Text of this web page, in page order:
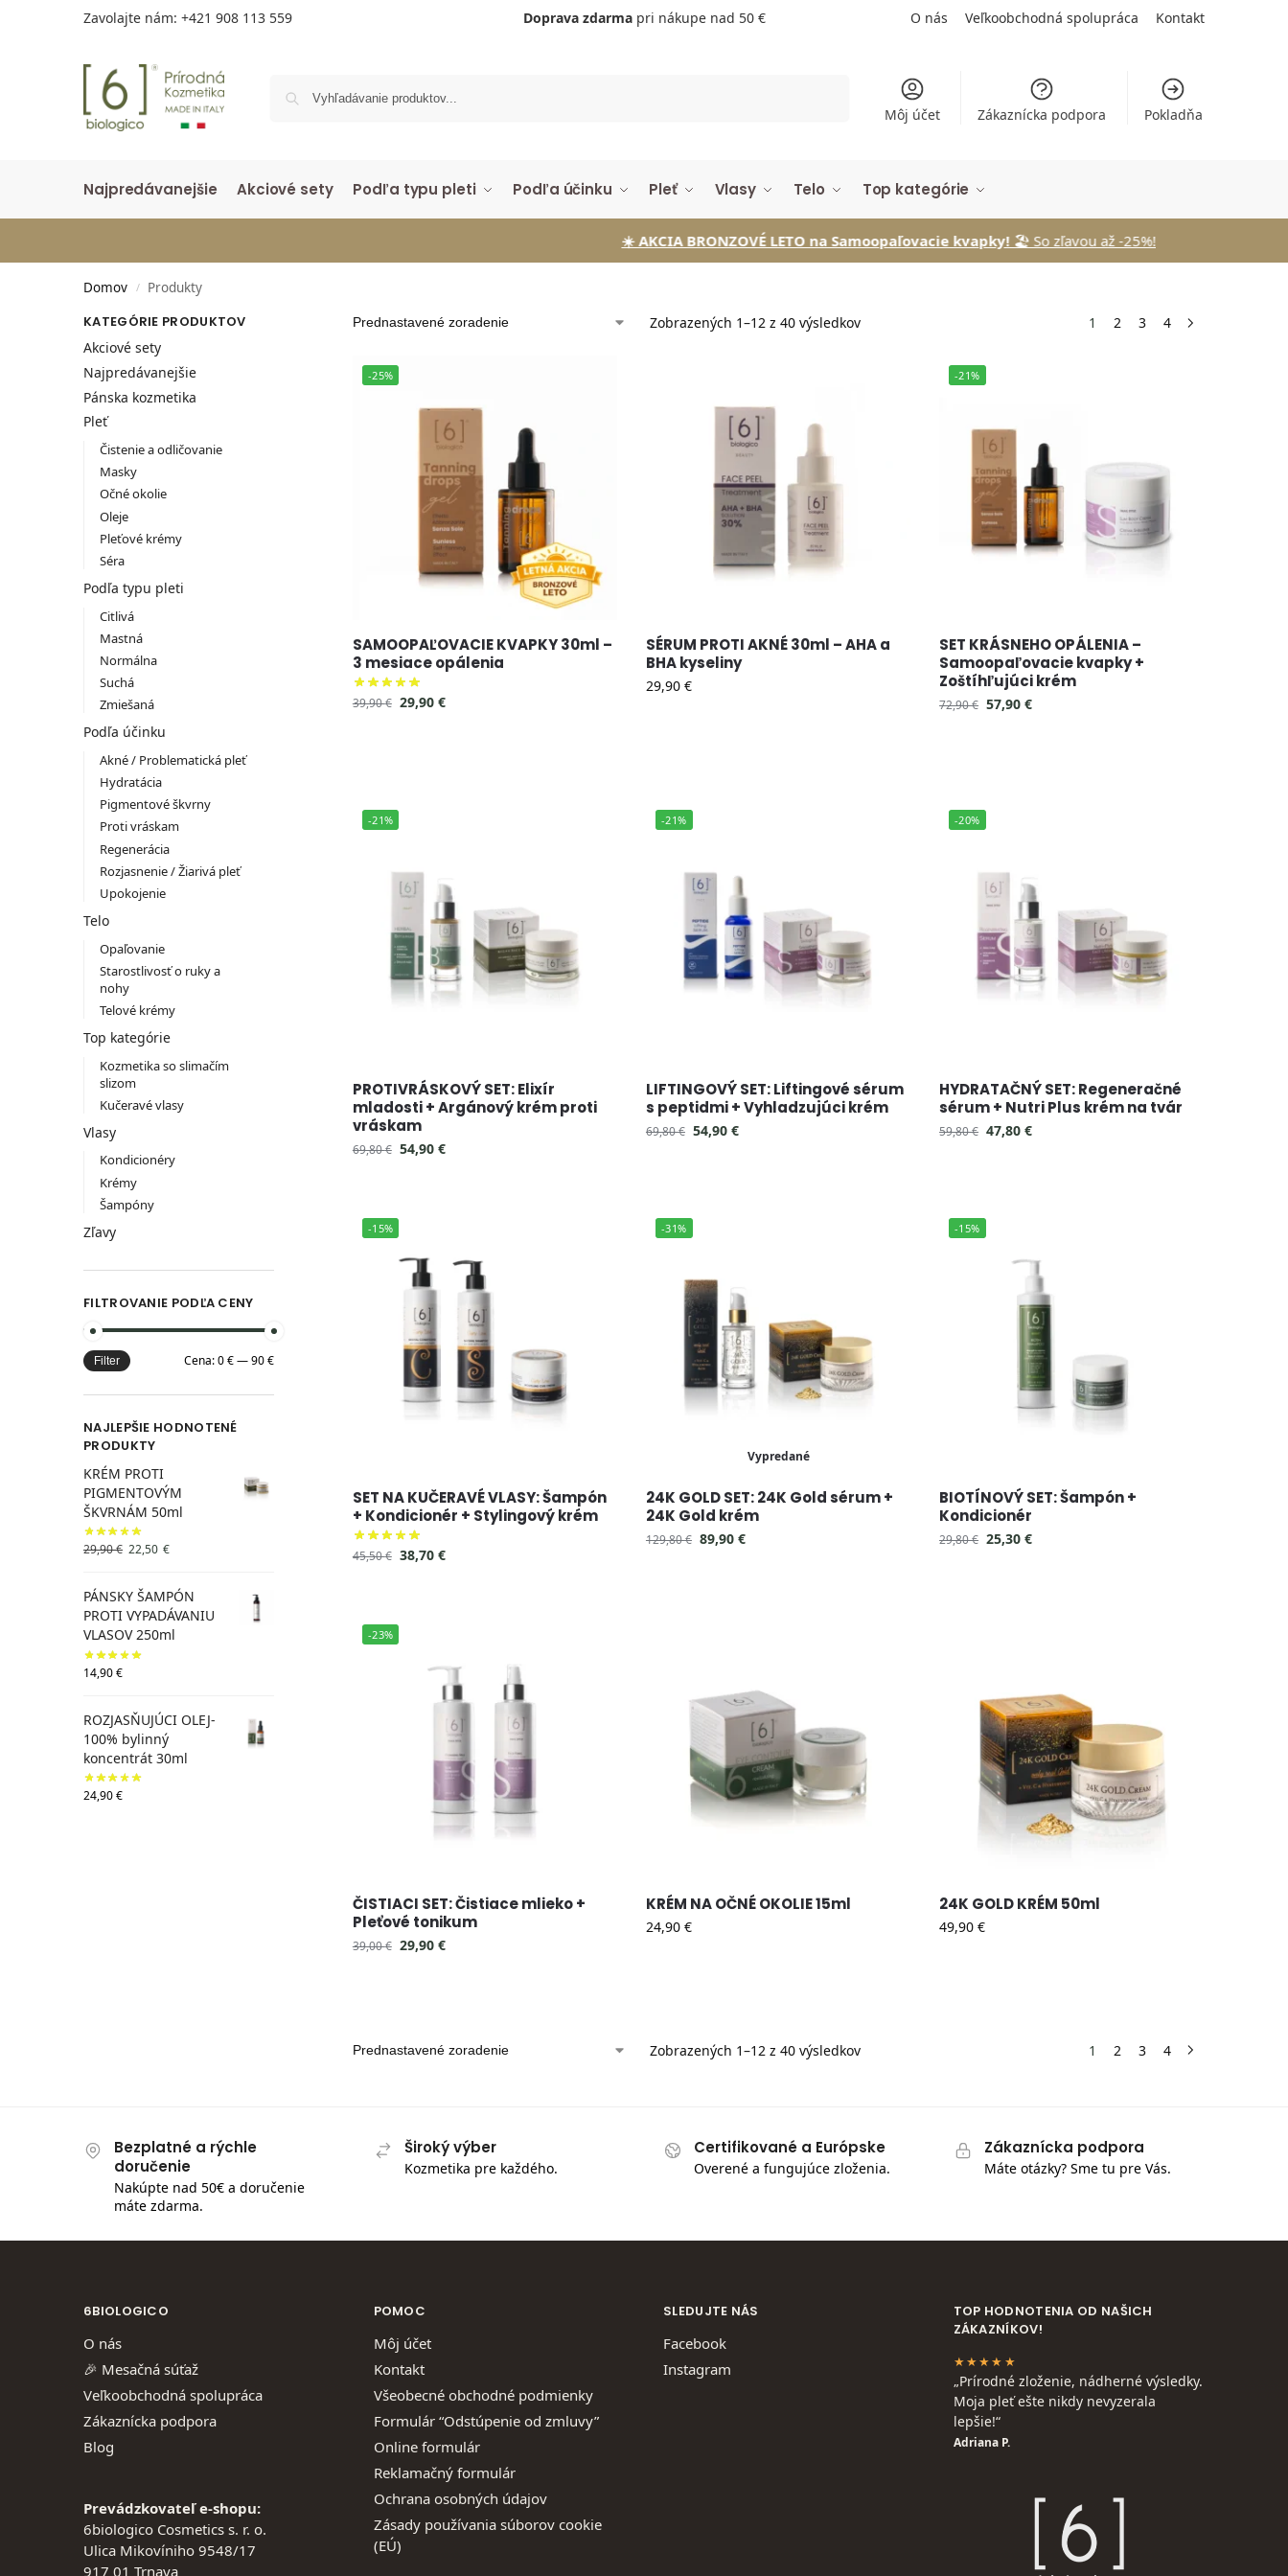
Zavolajte nám: +421 908 113 559 Doprava zdarmapri nákupe nad 50 € O nás Veľkoobchodná spolupráca Kontakt
Môj účet Zákaznícka podpora Pokladňa
Najpredávanejšie Akciové sety Podľa typu pleti Podľa účinku Pleť Vlasy Telo Top kategórie
☀️ AKCIA BRONZOVÉ LETO na Samoopaľovacie kvapky!🏖️ So zľavou až -25%!
Domov / Produkty
Zobrazených 1–12 z 40 výsledkov 1 2 3 4
-25%
SAMOOPAĽOVACIE KVAPKY 30ml –
3 mesiace opálenia
39,90€ 29,90 €
SÉRUM PROTI AKNÉ 30ml – AHA a
BHA kyseliny
29,90 €
-21%
SET KRÁSNEHO OPÁLENIA –
Samoopaľovacie kvapky +
Zoštíhľujúci krém
72,90€ 57,90€
-21%
PROTIVRÁSKOVÝ SET: Elixír
mladosti + Argánový krém proti
vráskam
69,80€ 54,90 €
-21%
LIFTINGOVÝ SET: Liftingové sérum
s peptidmi + Vyhladzujúci krém
69,80€ 54,90 €
-20%
HYDRATAČNÝ SET: Regeneračné
sérum + Nutri Plus krém na tvár
59,80€ 47,80€
-15%
SET NA KUČERAVÉ VLASY: Šampón
+ Kondicionér + Stylingový krém
45,50€ 38,70 €
-31%
Vypredané
24K GOLD SET: 24K Gold sérum +
24K Gold krém
129,80€ 89,90 €
-15%
BIOTÍNOVÝ SET: Šampón +
Kondicionér
29,80€ 25,30€
-23%
ČISTIACI SET: Čistiace mlieko +
Pleťové tonikum
39,00€ 29,90 €
KRÉM NA OČNÉ OKOLIE 15ml
24,90 €
24K GOLD KRÉM 50ml
49,90€
Zobrazených 1–12 z 40 výsledkov 1 2 3 4
KATEGÓRIE PRODUKTOV
Akciové sety
Najpredávanejšie
Pánska kozmetika
Pleť
Čistenie a odličovanie
Masky
Očné okolie
Oleje
Pleťové krémy
Séra
Podľa typu pleti
Citlivá
Mastná
Normálna
Suchá
Zmiešaná
Podľa účinku
Akné / Problematická pleť
Hydratácia
Pigmentové škvrny
Proti vráskam
Regenerácia
Rozjasnenie / Žiarivá pleť
Upokojenie
Telo
Opaľovanie
Starostlivosť o ruky a
nohy
Telové krémy
Top kategórie
Kozmetika so slimačím
slizom
Kučeravé vlasy
Vlasy
Kondicionéry
Krémy
Šampóny
Zľavy
FILTROVANIE PODĽA CENY
Filter Cena:0 €—90 €
NAJLEPŠIE HODNOTENÉ
PRODUKTY
KRÉM PROTI
PIGMENTOVÝM
ŠKVRNÁM 50ml
29,90€ 22,50 €
PÁNSKY ŠAMPÓN
PROTI VYPADÁVANIU
VLASOV 250ml
14,90€
ROZJASŇUJÚCI OLEJ-
100% bylinný
koncentrát 30ml
24,90€
Bezplatné a rýchle
doručenie
Nakúpte nad 50€ a doručenie
máte zdarma.
Široký výber
Kozmetika pre každého.
Certifikované a Európske
Overené a fungujúce zloženia.
Zákaznícka podpora
Máte otázky? Sme tu pre Vás.
6BIOLOGICO
O nás
🎉 Mesačná súťaž
Veľkoobchodná spolupráca
Zákaznícka podpora
Blog
Prevádzkovateľ e-shopu:
6biologico Cosmetics s. r. o.
Ulica Mikovíniho 9548/17
917 01 Trnava
POMOC
Môj účet
Kontakt
Všeobecné obchodné podmienky
Formulár “Odstúpenie od zmluvy”
Online formulár
Reklamačný formulár
Ochrana osobných údajov
Zásady používania súborov cookie
(EÚ)
SLEDUJTE NÁS
Facebook
Instagram
TOP HODNOTENIA OD NAŠICH
ZÁKAZNÍKOV!
★★★★★
„Prírodné zloženie, nádherné výsledky.
Moja pleť ešte nikdy nevyzerala
lepšie!“
Adriana P.